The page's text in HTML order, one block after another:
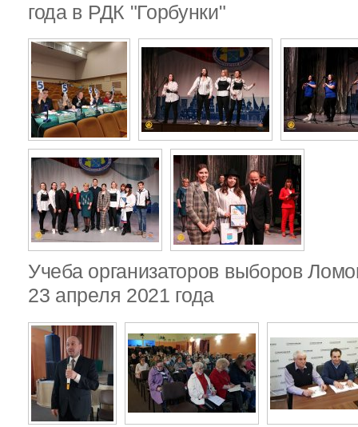
года в РДК "Горбунки"
Учеба организаторов выборов
23 апреля 2021 года